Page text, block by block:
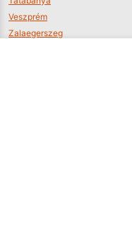
Veszprém
Zalaegerszeg